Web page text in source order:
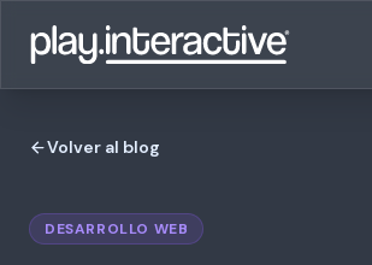
Volver al blog
DESARROLLO WEB